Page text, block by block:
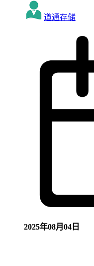
道通存储
2025年08月04日